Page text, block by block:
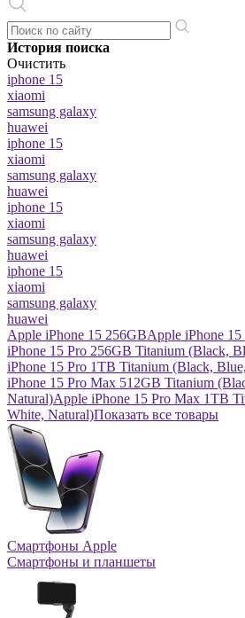
История поиска
Очистить
iphone 15
xiaomi
samsung galaxy
huawei
iphone 15
xiaomi
samsung galaxy
huawei
iphone 15
xiaomi
samsung galaxy
huawei
iphone 15
xiaomi
samsung galaxy
huawei
Apple iPhone 15 256GBApple iPhone
iPhone 15 Pro 256GB Titanium (Black,
iPhone 15 Pro 1TB Titanium (Black,
iPhone 15 Pro Max 512GB Titanium
Natural)Apple iPhone 15 Pro Max 1TB
White, Natural)Показать все товары
Смартфоны Apple
Смартфоны и планшеты